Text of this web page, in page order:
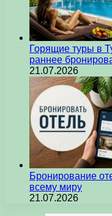
Горящие туры в
раннее
21.07.2026
Бронирование
всему миру
21.07.2026